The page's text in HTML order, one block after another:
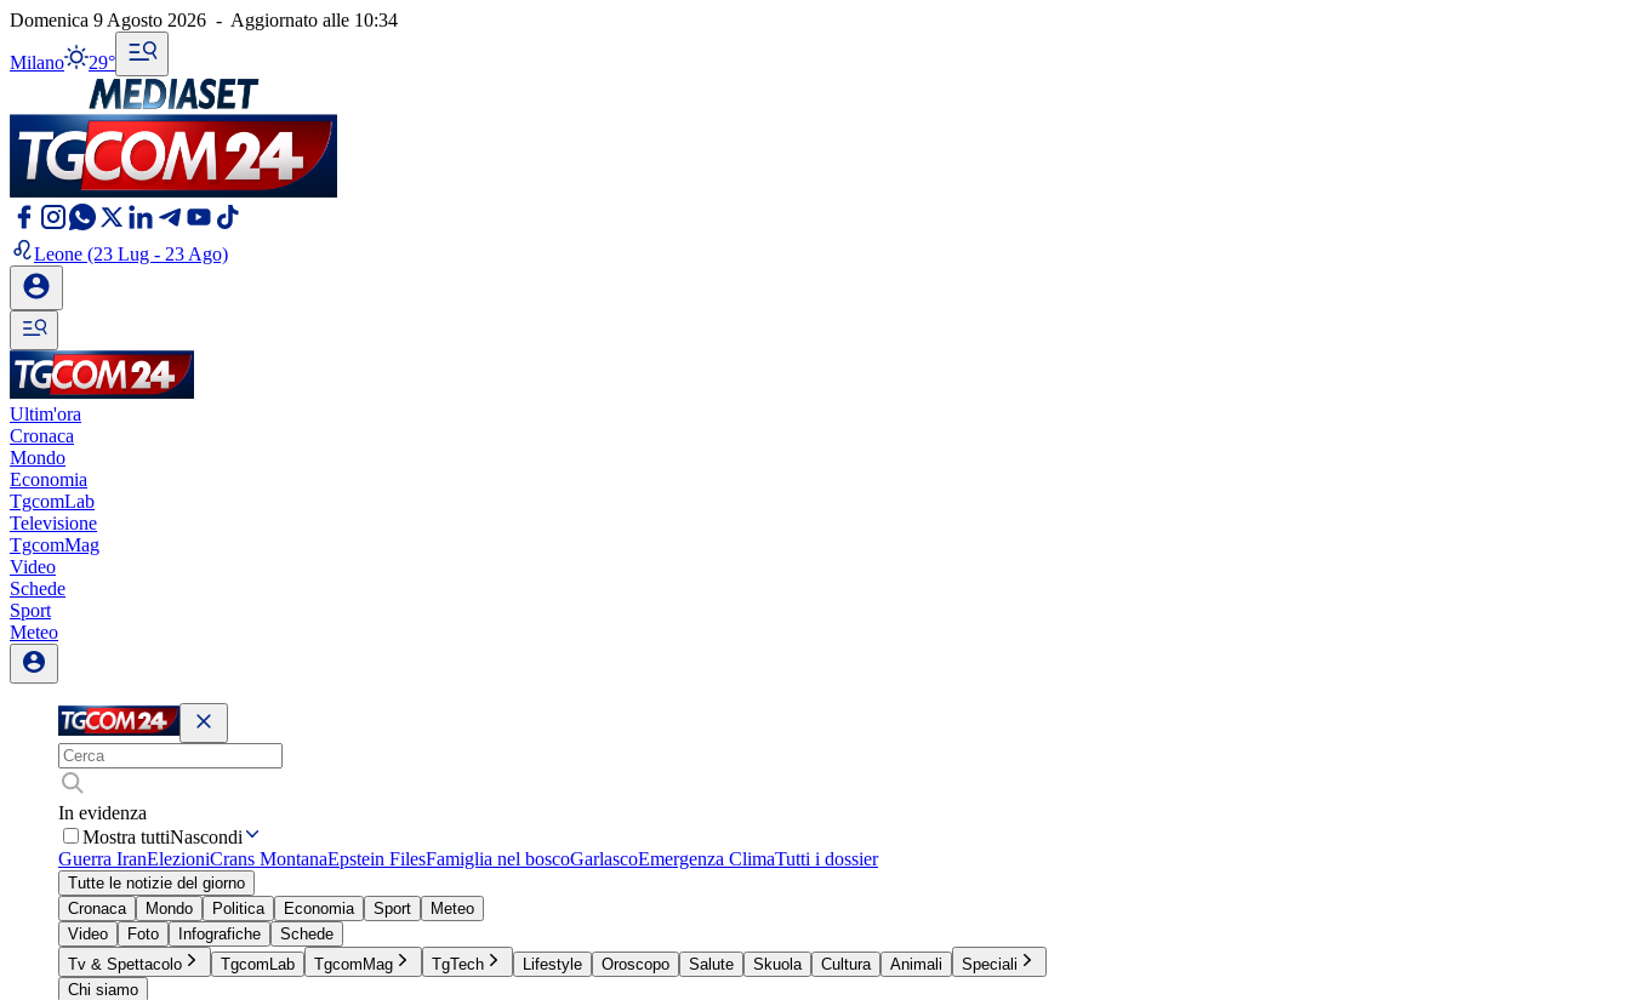
Domenica 9 Agosto 2026 - Aggiornato alle 10:34
Milano 29°
Leone (23 Lug - 23 Ago)
Ultim'ora
Cronaca
Mondo
Economia
TgcomLab
Televisione
TgcomMag
Video
Schede
Sport
Meteo
In evidenza
Mostra tuttiNascondi
Guerra IranElezioniCrans MontanaEpstein FilesFamiglia nel boscoGarlascoEmergenza ClimaTutti i dossier
Tutte le notizie del giorno
Cronaca
Mondo Politica Economia Sport
Meteo
Video
Foto Infografiche
Schede
Tv & Spettacolo
TgcomLab TgcomMag TgTech Lifestyle Oroscopo Salute Skuola Cultura Animali
Speciali
Chi siamo